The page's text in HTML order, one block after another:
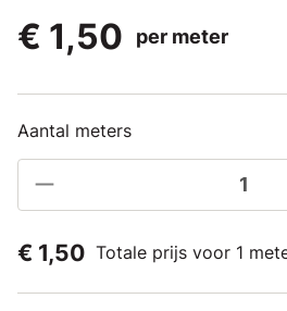
€ 1,50
per meter
Aantal meters
€ 1,50 Totale prijs voor 1